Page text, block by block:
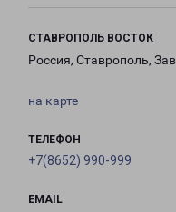
СТАВРОПОЛЬ ВОСТОК
Россия, Ставрополь,
на карте
ТЕЛЕФОН
+7(8652) 990-999
EMAIL